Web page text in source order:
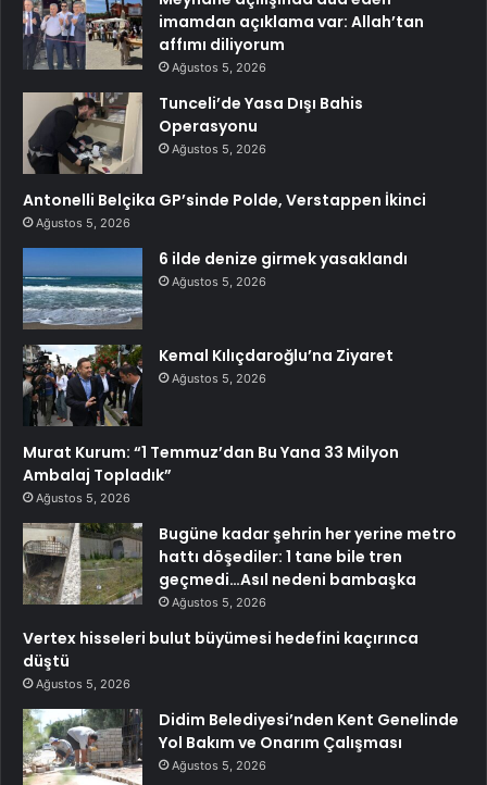
imamdan açıklama var: Allah’tan
affımı diliyorum
Ağustos 5, 2026
Tunceli’de Yasa Dışı Bahis
Operasyonu
Ağustos 5, 2026
Antonelli Belçika GP’sinde Polde, Verstappen İkinci
Ağustos 5, 2026
6 ilde denize girmek yasaklandı
Ağustos 5, 2026
Kemal Kılıçdaroğlu’na Ziyaret
Ağustos 5, 2026
Murat Kurum: “1 Temmuz’dan Bu Yana 33 Milyon
Ambalaj Topladık”
Ağustos 5, 2026
Bugüne kadar şehrin her yerine metro
hattı döşediler: 1 tane bile tren
geçmedi…Asıl nedeni bambaşka
Ağustos 5, 2026
Vertex hisseleri bulut büyümesi hedefini kaçırınca
düştü
Ağustos 5, 2026
Didim Belediyesi’nden Kent Genelinde
Yol Bakım ve Onarım Çalışması
Ağustos 5, 2026